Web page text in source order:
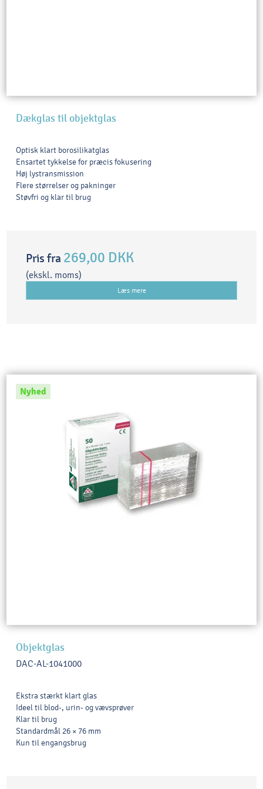
Dækglas til objektglas
Optisk klart borosilikatglas
Ensartet tykkelse for præcis fokusering
Høj lystransmission
Flere størrelser og pakninger
Støvfri og klar til brug
Pris fra 269,00 DKK
(ekskl. moms)
Læs mere
Nyhed
Objektglas
DAC-AL-1041000
Ekstra stærkt klart glas
Ideel til blod-, urin- og vævsprøver
Klar til brug
Standardmål 26 × 76 mm
Kun til engangsbrug